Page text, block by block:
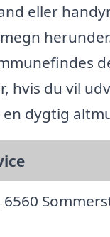
eller
hvis du vil
dygtig
6560